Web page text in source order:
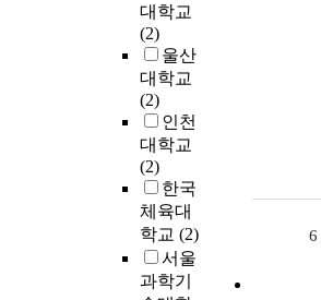
대학교
(2)
울산
대학교
(2)
인천
대학교
(2)
한국
체육대
학교 (2)
서울
과학기
6